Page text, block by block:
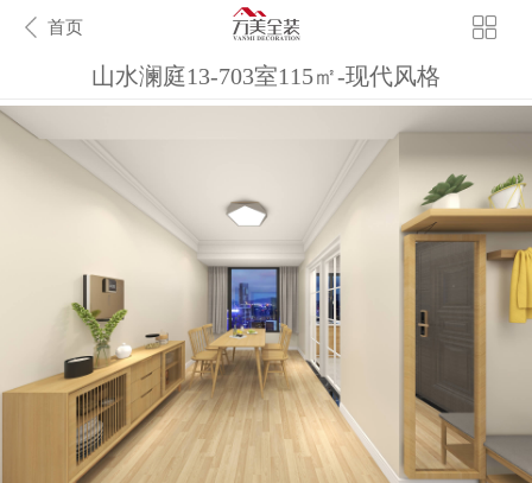
首页
山水澜庭13-703室115㎡-现代风格